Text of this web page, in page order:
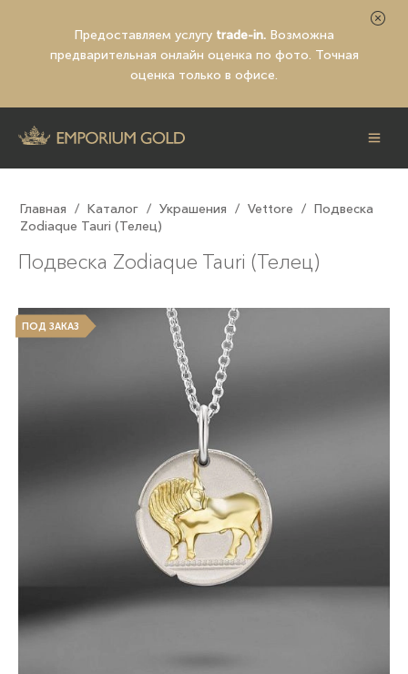
Предоставляем услугу trade-in. Возможна
предварительная онлайн оценка по фото. Точная
оценка только в офисе.
Главная / Каталог / Украшения / Vettore / Подвеска
Zodiaque Tauri (Телец)
Подвеска Zodiaque Tauri (Телец)
ПОД ЗАКАЗ